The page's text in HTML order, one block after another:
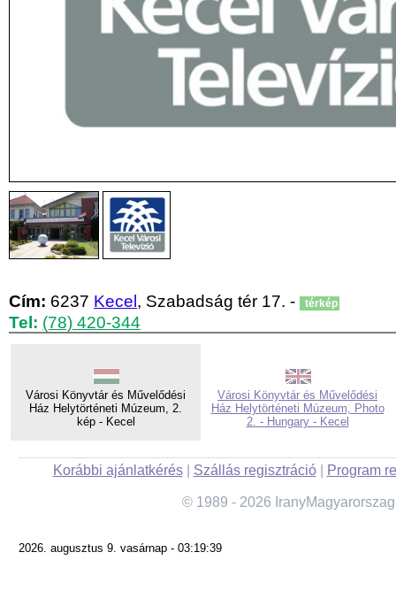
Cím: 6237 Kecel , Szabadság tér 17. - térkép
Tel: (78) 420-344
Városi Könyvtár és Művelődési
Ház Helytörténeti Múzeum, 2.
kép - Kecel
Városi Könyvtár és Művelődési
Ház Helytörténeti Múzeum, Photo
2. - Hungary - Kecel
Korábbi ajánlatkérés| Szállás regisztráció| Program
© 1989 - 2026
2026. augusztus 9. vasárnap - 03:19:39